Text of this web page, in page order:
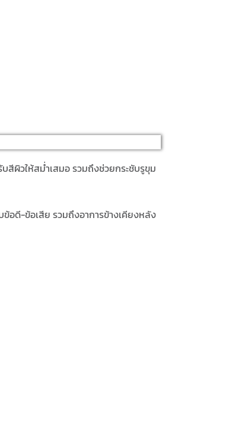
สีผิวให้สม่ำเสมอ รวมถึงช่วยกระชับรูขุม
อดี-ข้อเสีย รวมถึงอาการข้างเคียงหลัง